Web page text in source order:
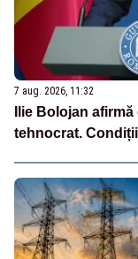
7 aug. 2026, 11:32
Ilie Bolojan
tehnocrat.